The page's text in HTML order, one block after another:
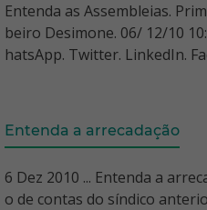
Entenda as Assembleias.
beiro Desimone. 06/ 12/10
hatsApp. Twitter. LinkedIn.
Entenda a arrecadação
6 Dez 2010 ... Entenda a
o de contas do síndico